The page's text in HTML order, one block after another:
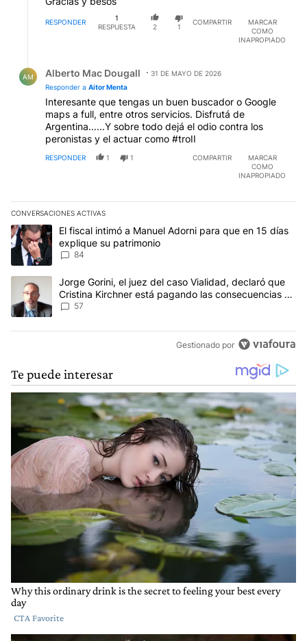
RESPONDER
1
RESPUESTA
2 1
COMPARTIR
MARCAR
COMO
INAPROPIADO
AM Alberto Mac Dougall
31 DE MAYO DE 2026
Responder a Aitor Menta
Interesante que tengas un buen buscador o Google
maps a full, entre otros servicios. Disfrutá de
Argentina......Y sobre todo dejá el odio contra los
peronistas y el actuar como #troII
RESPONDER 1 1 COMPARTIR
MARCAR
COMO
INAPROPIADO
CONVERSACIONES ACTIVAS
Este listado muestra los artículos con más comentarios en los
Un artículo de tendencia con el título "El fiscal intimó a Manuel
El fiscal intimó a Manuel Adorni para que en 15 días
explique su patrimonio
84
Un artículo de tendencia con el título "Jorge Gorini, el juez del
Jorge Gorini, el juez del caso Vialidad, declaró que
Cristina Kirchner está pagando las consecuencias de
cometer "un delito comprobado"
57
Gestionado por